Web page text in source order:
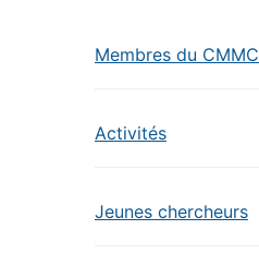
Membres du CMMC
Activités
Jeunes chercheurs